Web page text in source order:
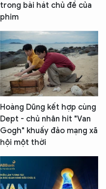
trong bài hát chủ đề của
phim
Hoàng Dũng kết hợp cùng
Dept - chủ nhân hit "Van
Gogh" khuấy đảo mạng xã
hội một thời